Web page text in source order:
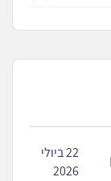
22 ביולי
2026